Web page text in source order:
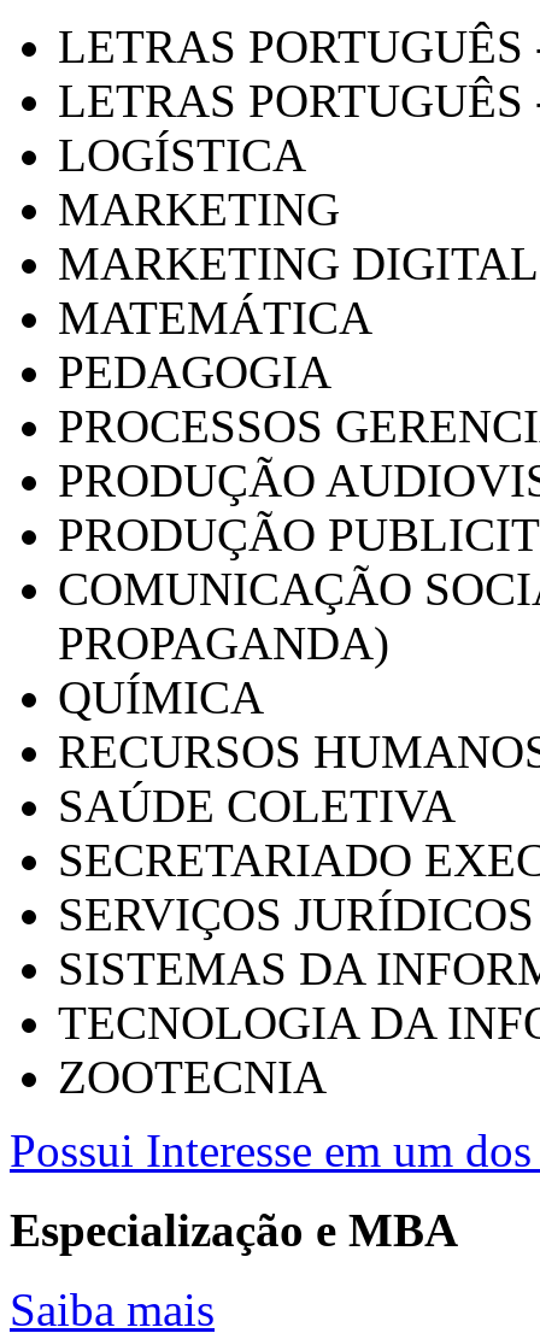
LETRAS
LETRAS PORTUGUÊS
LOGÍSTICA
MARKETING
MARKETING DIGITAL
MATEMÁTICA
PEDAGOGIA
PROCESSOS
PRODUÇÃO
PRODUÇÃO
COMUNICAÇÃO
PROPAGANDA)
QUÍMICA
RECURSOS
SAÚDE COLETIVA
SECRETARIADO
SERVIÇOS
SISTEMAS DA
TECNOLOGIA DA
ZOOTECNIA
Possui Interesse em um
Especialização e MBA
Saiba mais